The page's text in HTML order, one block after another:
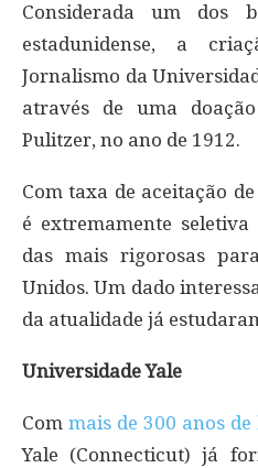
Considerada um dos
estadunidense, a
Jornalismo da
através de uma
Pulitzer, no ano de 1912.
Com taxa de aceitação
é extremamente
das mais rigorosas
Unidos. Um dado
da atualidade já
Universidade Yale
Com mais de 300 anos
Yale (Connecticut) já